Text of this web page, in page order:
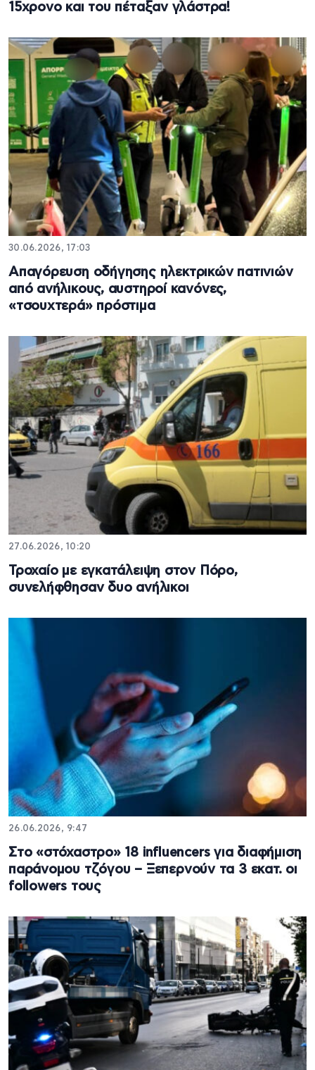
15χρονο και του πέταξαν γλάστρα!
30.06.2026, 17:03
Απαγόρευση οδήγησης ηλεκτρικών πατινιών
από ανήλικους, αυστηροί κανόνες,
«τσουχτερά» πρόστιμα
27.06.2026, 10:20
Τροχαίο με εγκατάλειψη στον Πόρο,
συνελήφθησαν δυο ανήλικοι
26.06.2026, 9:47
Στο «στόχαστρο» 18 influencers για διαφήμιση
παράνομου τζόγου – Ξεπερνούν τα 3 εκατ. οι
followers τους